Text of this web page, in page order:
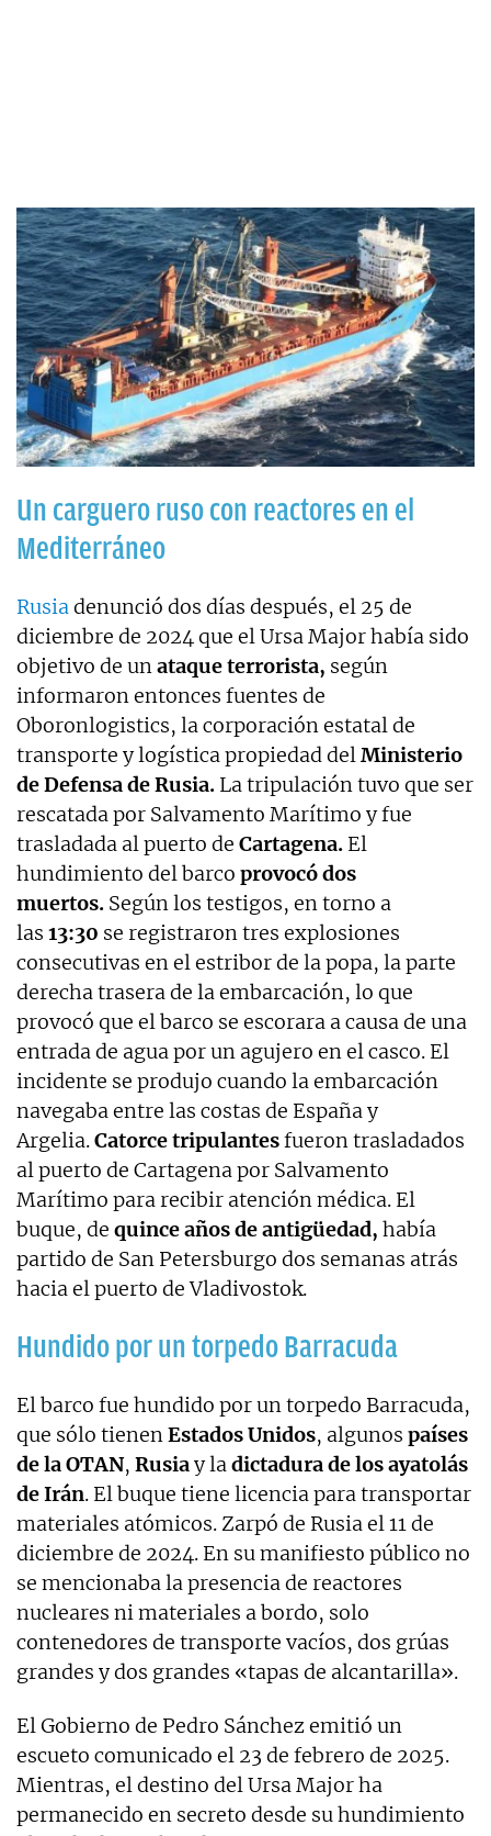
Un carguero ruso con reactores en el
Mediterráneo
Rusia denunció dos días después, el 25 de
diciembre de 2024 que el Ursa Major había sido
objetivo de un ataque terrorista, según
informaron entonces fuentes de
Oboronlogistics, la corporación estatal de
transporte y logística propiedad del Ministerio
de Defensa de Rusia. La tripulación tuvo que ser
rescatada por Salvamento Marítimo y fue
trasladada al puerto de Cartagena. El
hundimiento del barco provocó dos
muertos. Según los testigos, en torno a
las 13:30 se registraron tres explosiones
consecutivas en el estribor de la popa, la parte
derecha trasera de la embarcación, lo que
provocó que el barco se escorara a causa de una
entrada de agua por un agujero en el casco. El
incidente se produjo cuando la embarcación
navegaba entre las costas de España y
Argelia.Catorce tripulantesfueron trasladados
al puerto de Cartagena por Salvamento
Marítimo para recibir atención médica. El
buque, de quince años de antigüedad, había
partido de San Petersburgo dos semanas atrás
hacia el puerto de Vladivostok.
Hundido por un torpedo Barracuda
El barco fue hundido por un torpedo Barracuda,
que sólo tienen Estados Unidos, algunos países
de la OTAN, Rusiay la dictadura de los ayatolás
de Irán. El buque tiene licencia para transportar
materiales atómicos. Zarpó de Rusia el 11 de
diciembre de 2024. En su manifiesto público no
se mencionaba la presencia de reactores
nucleares ni materiales a bordo, solo
contenedores de transporte vacíos, dos grúas
grandes y dos grandes «tapas de alcantarilla».
El Gobierno de Pedro Sánchez emitió un
escueto comunicado el 23 de febrero de 2025.
Mientras, el destino del Ursa Major ha
permanecido en secreto desde su hundimiento